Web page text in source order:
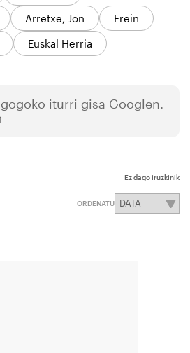
Arretxe, Jon
Erein
Euskal Herria
gogoko iturri gisa Googlen.
Ez dago iruzkinik
ORDENATU